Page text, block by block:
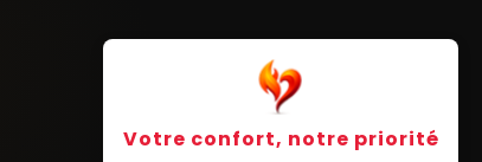
Votre confort, notre priorité